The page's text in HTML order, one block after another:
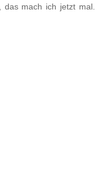
das mach ich jetzt mal.